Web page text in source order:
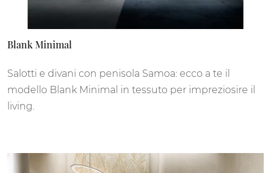
Blank Minimal
Salotti e divani con penisola Samoa: ecco a te il
modello Blank Minimal in tessuto per impreziosire il
living.